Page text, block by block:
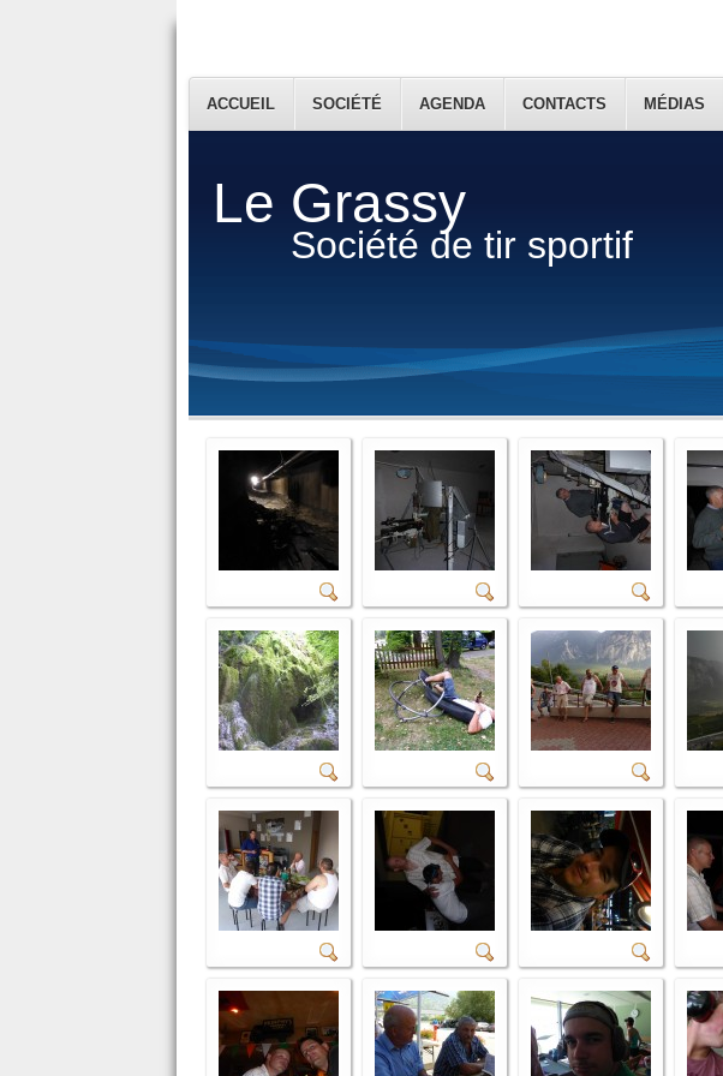
Le Grassy
Société de tir sportif
ACCUEIL SOCIÉTÉ AGENDA CONTACTS MÉDIAS